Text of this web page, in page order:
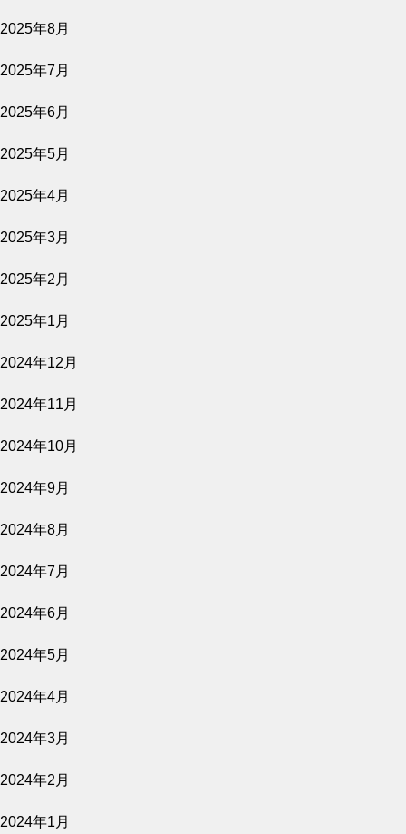
原爆資料館 語り継ぐものたち
きれっぱしの愛
バナ穴 BANA＿ANA
2026年8月7日～9月17日
愛し合ってるかい？ 忌野清志郎が教えてく
2025年8月
2025年7月
2025年6月
2025年5月
2025年4月
2025年3月
2025年2月
2025年1月
2024年12月
2024年11月
2024年10月
2024年9月
2024年8月
2024年7月
2024年6月
2024年5月
2024年4月
2024年3月
2024年2月
2024年1月